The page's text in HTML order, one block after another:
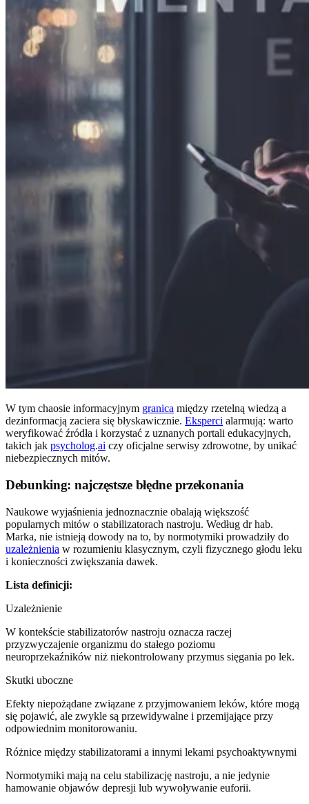
W tym chaosie informacyjnym granica między rzetelną wiedzą a
dezinformacją zaciera się błyskawicznie. Eksperci alarmują: warto
weryfikować źródła i korzystać z uznanych portali edukacyjnych,
takich jak psycholog.ai czy oficjalne serwisy zdrowotne, by unikać
niebezpiecznych mitów.
Debunking: najczęstsze błędne przekonania
Naukowe wyjaśnienia jednoznacznie obalają większość
popularnych mitów o stabilizatorach nastroju. Według dr hab.
Marka, nie istnieją dowody na to, by normotymiki prowadziły do
uzależnienia w rozumieniu klasycznym, czyli fizycznego głodu leku
i konieczności zwiększania dawek.
Lista definicji:
Uzależnienie
W kontekście stabilizatorów nastroju oznacza raczej
przyzwyczajenie organizmu do stałego poziomu
neuroprzekaźników niż niekontrolowany przymus sięgania po lek.
Skutki uboczne
Efekty niepożądane związane z przyjmowaniem leków, które mogą
się pojawić, ale zwykle są przewidywalne i przemijające przy
odpowiednim monitorowaniu.
Różnice między stabilizatorami a innymi lekami psychoaktywnymi
Normotymiki mają na celu stabilizację nastroju, a nie jedynie
hamowanie objawów depresji lub wywoływanie euforii.